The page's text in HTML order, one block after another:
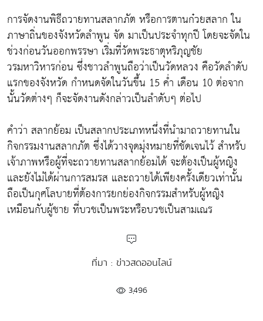
การจัดงานพิธีถวายทานสลากภัต หรือการตานก๋วยสลาก ใน
ภาษาถิ่นของจังหวัดลำพูน จัด มาเป็นประจำทุกปี โดยจะจัดใน
ช่วงก่อนวันออกพรรษา เริ่มที่วัดพระธาตุหริภุญชัย
วรมหาวิหารก่อน ซึ่งชาวลำพูนถือว่าเป็นวัดหลวง คือวัดลำดับ
แรกของจังหวัด กำหนดจัดในวันขึ้น 15 ค่ำ เดือน 10 ต่อจาก
นั้นวัดต่างๆ ก็จะจัดงานดังกล่าวเป็นลำดับๆ ต่อไป
คำว่า สลากย้อม เป็นสลากประเภทหนึ่งที่นำมาถวายทานใน
กิจกรรมงานสลากภัต ซึ่งได้วางจุดมุ่งหมายที่ชัดเจนไว้ สำหรับ
เจ้าภาพหรือผู้ที่จะถวายทานสลากย้อมได้ จะต้องเป็นผู้หญิง
และยังไม่ได้ผ่านการสมรส และถวายได้เพียงครั้งเดียวเท่านั้น
ถือเป็นกุศโลบายที่ต้องการยกย่องกิจกรรมสำหรับผู้หญิง
เหมือนกับผู้ชาย ที่บวชเป็นพระหรือบวชเป็นสามเณร
ที่มา : ข่าวสดออนไลน์
3,496